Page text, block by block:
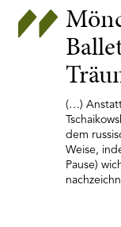
(…)
dem
Weise,
Pause)